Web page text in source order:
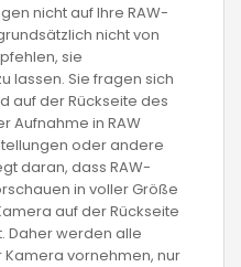
nicht auf Ihre RAW-
nicht von
sie
lassen. Sie fragen sich
auf der Rückseite des
Aufnahme in RAW
oder andere
daran, dass RAW-
in voller Größe
auf der Rückseite
Daher werden alle
Kamera vornehmen, nur